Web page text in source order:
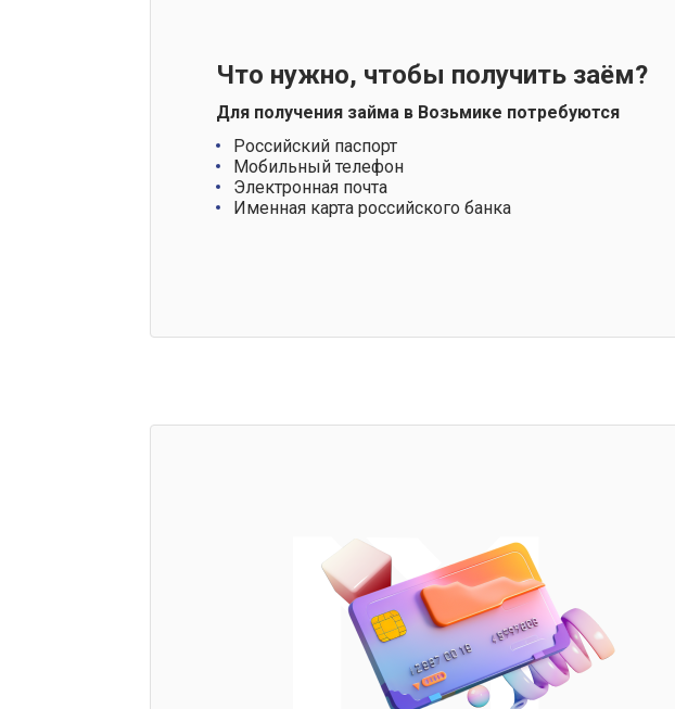
Что нужно, чтобы получить заём?
Для получения займа в Возьмике потребуются
Российский паспорт
Мобильный телефон
Электронная почта
Именная карта российского банка